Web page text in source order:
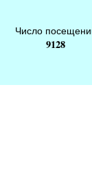
Число
9128